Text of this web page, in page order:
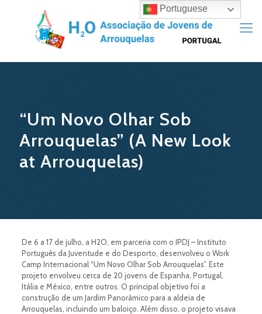
“Um Novo Olhar Sob
Arrouquelas” (A New Look
at Arrouquelas)
De 6 a 17 de julho, a H2O, em parceria com o IPDJ – Instituto
Português da Juventude e do Desporto, desenvolveu o Work
Camp Internacional “Um Novo Olhar Sob Arrouquelas”. Este
projeto envolveu cerca de 20 jovens de Espanha, Portugal,
Itália e México, entre outros. O principal objetivo foi a
construção de um Jardim Panorâmico para a aldeia de
Arrouquelas, incluindo um baloiço. Além disso, o projeto visava
Portuguese